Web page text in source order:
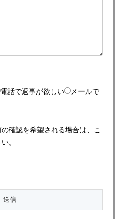
電話で返事が欲しい
メールで
確認を希望される場合は、こ
。